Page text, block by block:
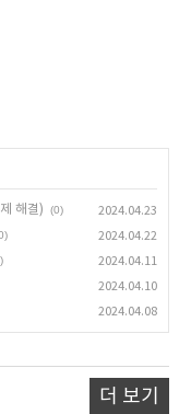
해결) (0)
2024.04.23
2024.04.22
2024.04.11
2024.04.10
2024.04.08
더 보기